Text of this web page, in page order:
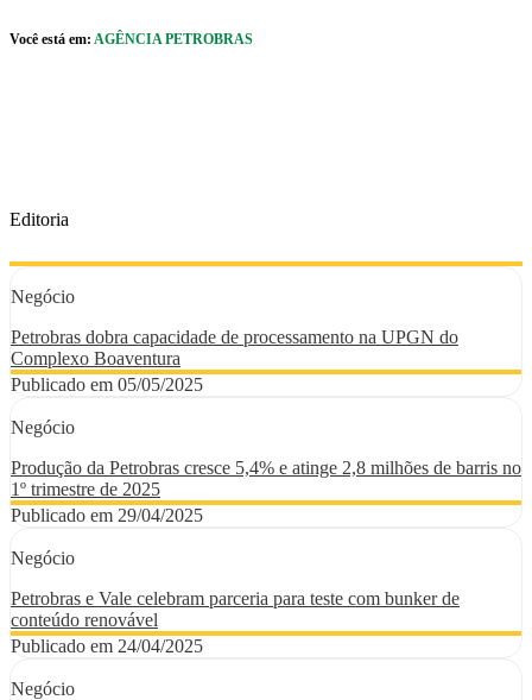
Você está em: AGÊNCIA PETROBRAS
Editoria
Negócio
Petrobras dobra capacidade de processamento na UPGN do
Complexo Boaventura
Publicado em 05/05/2025
Negócio
Produção da Petrobras cresce 5,4% e atinge 2,8 milhões de barris no
1º trimestre de 2025
Publicado em 29/04/2025
Negócio
Petrobras e Vale celebram parceria para teste com bunker de
conteúdo renovável
Publicado em 24/04/2025
Negócio
caixa de cookies